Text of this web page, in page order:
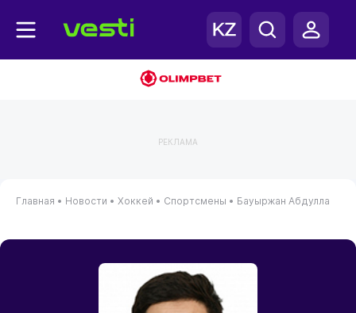
РЕКЛАМА
Главная • Новости • Хоккей • Спортсмены • Бауыржан Абдулла